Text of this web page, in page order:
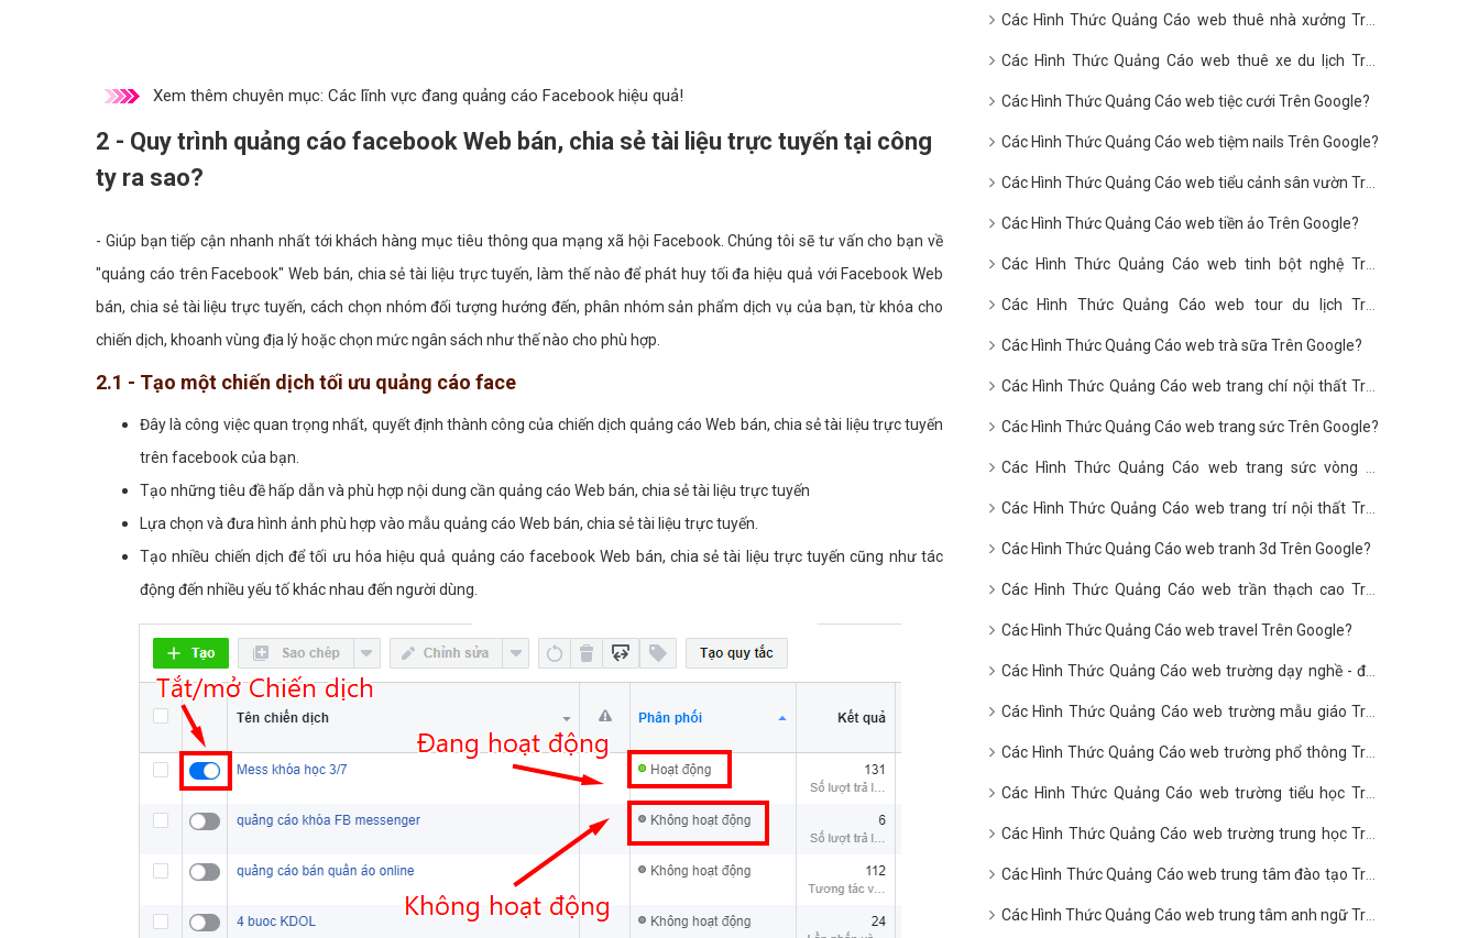
Xem thêm chuyên mục: Các lĩnh vực đang quảng cáo Facebook hiệu quả!
2 - Quy trình quảng cáo facebook Web bán, chia sẻ tài liệu trực tuyến tại công
ty ra sao?
- Giúp bạn tiếp cận nhanh nhất tới khách hàng mục tiêu thông qua mạng xã hội Facebook. Chúng tôi sẽ tư vấn cho bạn về
"quảng cáo trên Facebook" Web bán, chia sẻ tài liệu trực tuyến, làm thế nào để phát huy tối đa hiệu quả với Facebook Web
bán, chia sẻ tài liệu trực tuyến, cách chọn nhóm đối tượng hướng đến, phân nhóm sản phẩm dịch vụ của bạn, từ khóa cho
chiến dịch, khoanh vùng địa lý hoặc chọn mức ngân sách như thế nào cho phù hợp.
2.1 - Tạo một chiến dịch tối ưu quảng cáo face
Đây là công việc quan trọng nhất, quyết định thành công của chiến dịch quảng cáo Web bán, chia sẻ tài liệu trực tuyến
trên facebook của bạn.
Tạo những tiêu đề hấp dẫn và phù hợp nội dung cần quảng cáo Web bán, chia sẻ tài liệu trực tuyến
Lựa chọn và đưa hình ảnh phù hợp vào mẫu quảng cáo Web bán, chia sẻ tài liệu trực tuyến.
Tạo nhiều chiến dịch để tối ưu hóa hiệu quả quảng cáo facebook Web bán, chia sẻ tài liệu trực tuyến cũng như tác
động đến nhiều yếu tố khác nhau đến người dùng.
Google?
Các Hình Thức Quảng Cáo web thuê nhà xưởng Trên
Google?
Các Hình Thức Quảng Cáo web thuê xe du lịch Trên
Google?
Các Hình Thức Quảng Cáo web tiệc cưới Trên Google?
Các Hình Thức Quảng Cáo web tiệm nails Trên Google?
Các Hình Thức Quảng Cáo web tiểu cảnh sân vườn Trên
Google?
Các Hình Thức Quảng Cáo web tiền ảo Trên Google?
Các Hình Thức Quảng Cáo web tinh bột nghệ Trên
Google?
Các Hình Thức Quảng Cáo web tour du lịch Trên
Google?
Các Hình Thức Quảng Cáo web trà sữa Trên Google?
Các Hình Thức Quảng Cáo web trang chí nội thất Trên
Google?
Các Hình Thức Quảng Cáo web trang sức Trên Google?
Các Hình Thức Quảng Cáo web trang sức vòng hổ
phách Trên Google?
Các Hình Thức Quảng Cáo web trang trí nội thất Trên
Google?
Các Hình Thức Quảng Cáo web tranh 3d Trên Google?
Các Hình Thức Quảng Cáo web trần thạch cao Trên
Google?
Các Hình Thức Quảng Cáo web travel Trên Google?
Các Hình Thức Quảng Cáo web trường dạy nghề - đào
tạo nghề Trên Google?
Các Hình Thức Quảng Cáo web trường mẫu giáo Trên
Google?
Các Hình Thức Quảng Cáo web trường phổ thông Trên
Google?
Các Hình Thức Quảng Cáo web trường tiểu học Trên
Google?
Các Hình Thức Quảng Cáo web trường trung học Trên
Google?
Các Hình Thức Quảng Cáo web trung tâm đào tạo Trên
Google?
Các Hình Thức Quảng Cáo web trung tâm anh ngữ Trên